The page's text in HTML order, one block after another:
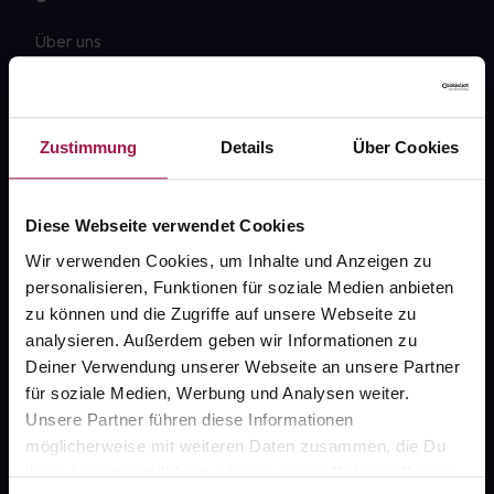
Zustimmung Details Über Cookies
Diese Webseite verwendet Cookies
Wir verwenden Cookies, um Inhalte und Anzeigen zu
personalisieren, Funktionen für soziale Medien anbieten
zu können und die Zugriffe auf unsere Webseite zu
analysieren. Außerdem geben wir Informationen zu
Deiner Verwendung unserer Webseite an unsere Partner
für soziale Medien, Werbung und Analysen weiter.
Unsere Partner führen diese Informationen
möglicherweise mit weiteren Daten zusammen, die Du
ihnen bereitgestellt hast oder die sie im Rahmen Deiner
Über uns
Newsletter
Sanitätshäuser
AGB
Impressum